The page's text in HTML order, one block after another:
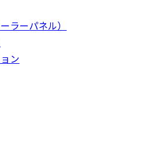
ラーパネル）
ン